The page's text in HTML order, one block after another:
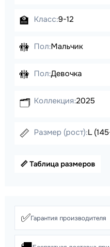
🏫 Класс:9-12
🚻 Пол:Мальчик
🚻 Пол:Девочка
🗂️ Коллекция:2025
📏 Размер (рост):L
📏 Таблица размеров
✅Гарантия производителя